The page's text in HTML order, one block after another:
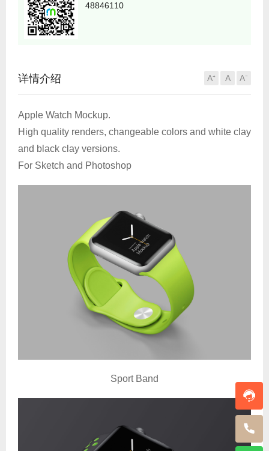
48846110
详情介绍 A⁺ A A⁻
Apple Watch Mockup.
High quality renders, changeable colors and white clay
and black clay versions.
For Sketch and Photoshop
Sport Band